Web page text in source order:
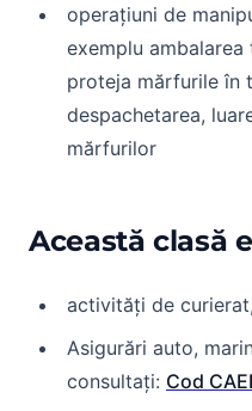
operațiuni de
exemplu
proteja mărfurile în
despachetarea,
mărfurilor
Această clasă
activități de
Asigurări auto,
consultați: Cod